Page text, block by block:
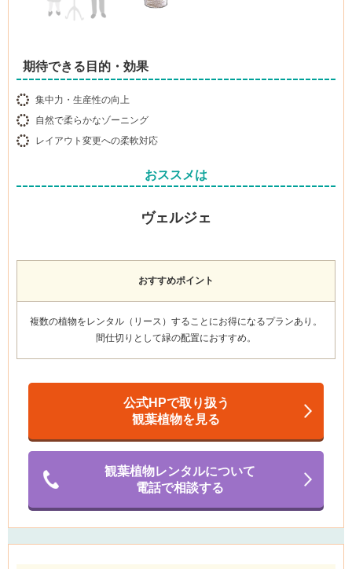
期待できる目的・効果
集中力・生産性の向上
自然で柔らかなゾーニング
レイアウト変更への柔軟対応
おススメは
ヴェルジェ
おすすめポイント
複数の植物をレンタル（リース）することにお得になるプランあり 。
間仕切りとして緑の配置におすすめ。
公式HPで取り扱う
観葉植物を見る
観葉植物レンタルについて
電話で相談する